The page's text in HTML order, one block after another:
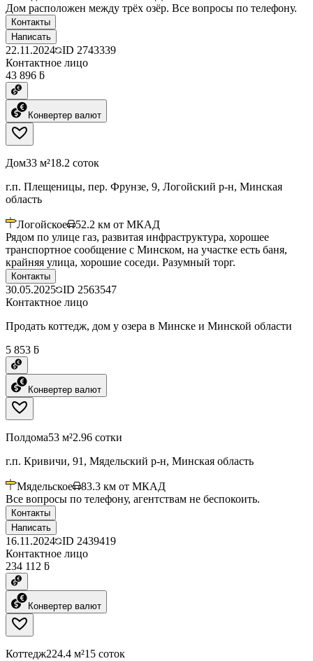
Дом расположен между трёх озёр. Все вопросы по телефону.
Контакты
Написать
22.11.2024 ID 2743339
Контактное лицо
43 896 ƃ
Конвертер валют
Дом33 м²18.2 соток
г.п. Плещеницы, пер. Фрунзе, 9, Логойский р-н, Минская
область
Логойское 52.2 км от МКАД
Рядом по улице газ, развитая инфраструктура, хорошее
транспортное сообщение с Минском, на участке есть баня,
крайняя улица, хорошие соседи. Разумный торг.
Контакты
30.05.2025 ID 2563547
Контактное лицо
Продать коттедж, дом у озера в Минске и Минской области
5 853 ƃ
Конвертер валют
Полдома53 м²2.96 сотки
г.п. Кривичи, 91, Мядельский р-н, Минская область
Мядельское 83.3 км от МКАД
Все вопросы по телефону, агентствам не беспокоить.
Контакты
Написать
16.11.2024 ID 2439419
Контактное лицо
234 112 ƃ
Конвертер валют
Коттедж224.4 м²15 соток